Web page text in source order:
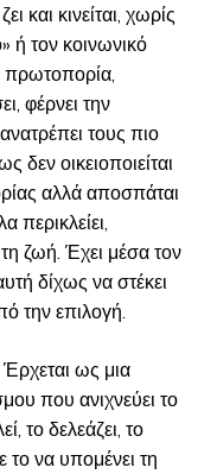
και κινείται, χωρίς
ή τον κοινωνικό
πρωτοπορία,
φέρνει την
τους πιο
οικειοποιείται
αλλά αποσπάται
ζωή. Έχει μέσα τον
δίχως να στέκει
την επιλογή.
Έρχεται ως μια
που ανιχνεύει το
το δελεάζει, το
το να υπομένει τη